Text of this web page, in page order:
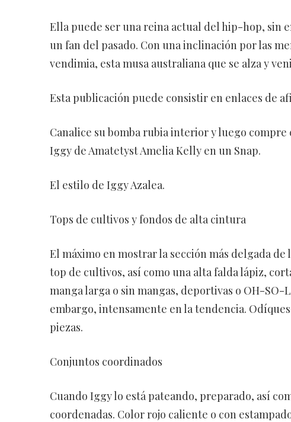
Ella puede ser una reina actual del hip-hop, sin
un fan del pasado. Con una inclinación por las
vendimia, esta musa australiana que se alza y
Esta publicación puede consistir en enlaces de
Canalice su bomba rubia interior y luego
Iggy de Amatetyst Amelia Kelly en un Snap.
El estilo de Iggy Azalea.
Tops de cultivos y fondos de alta cintura
El máximo en mostrar la sección más delgada
top de cultivos, así como una alta falda lápiz,
manga larga o sin mangas, deportivas o OH-
embargo, intensamente en la tendencia.
piezas.
Conjuntos coordinados
Cuando Iggy lo está pateando, preparado, así
coordenadas. Color rojo caliente o con